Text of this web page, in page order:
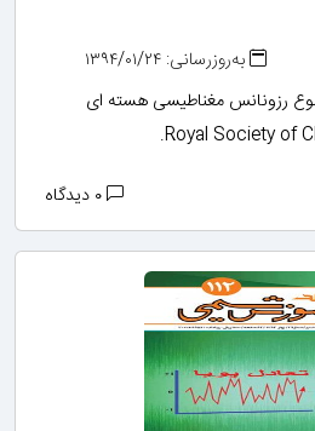
به‌روزرسانی: ۱۳۹۴/۰۱/۲۴
رزونانس مغناطیسی هسته ای